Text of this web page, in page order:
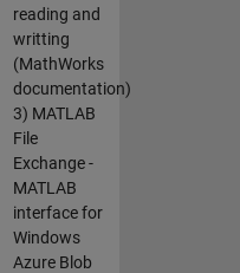
reading and
writting
(MathWorks
documentation)
3) MATLAB
File
Exchange -
MATLAB
interface for
Windows
Azure Blob